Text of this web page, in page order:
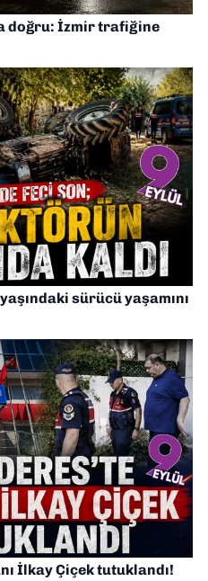
doğru: İzmir trafiğine
sürücü yaşamını
İlkay Çiçek tutuklandı!